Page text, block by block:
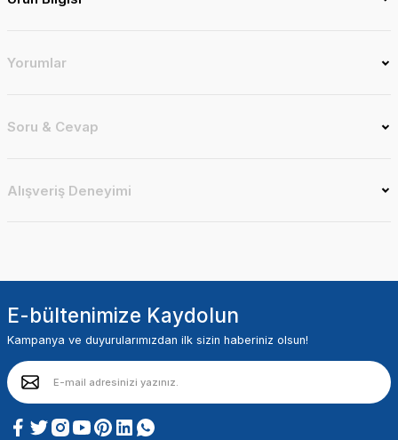
Yorumlar
Soru & Cevap
Alışveriş Deneyimi
E-bültenimize Kaydolun
Kampanya ve duyurularımızdan ilk sizin haberiniz olsun!